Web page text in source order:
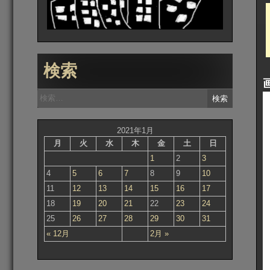
検索
検
索:
2021年1月
月
火 水 木 金 土 日
« 12月 2月 »
1 2
3
4
5 6 7 8 9
10
11
12 13 14 15 16
17
18
19 20 21 22 23
24
25
26 27 28 29 30 31